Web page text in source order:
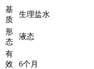
基
质
生理盐水
形
态
液态
有
效
6个月